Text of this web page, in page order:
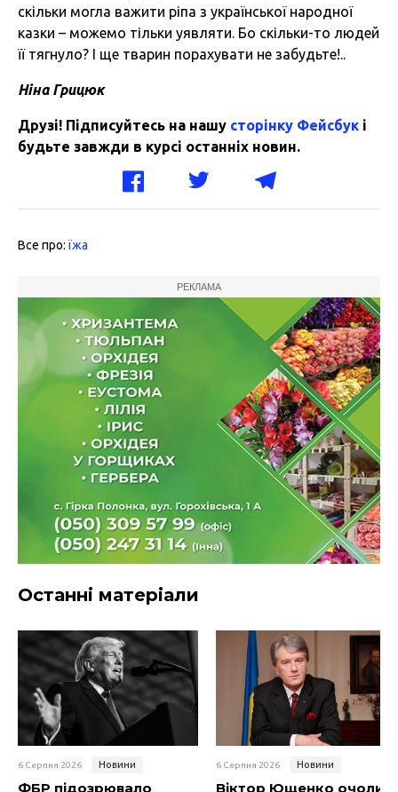
скільки могла важити ріпа з української народної
казки – можемо тільки уявляти. Бо скільки-то людей
її тягнуло? І ще тварин порахувати не забудьте!..
Ніна Грицюк
Друзі! Підписуйтесь на нашу сторінку Фейсбук і
будьте завжди в курсі останніх новин.
Все про:їжа
РЕКЛАМА
Останні матеріали
6 Серпня 2026 Новини
ФБР підозрювало
6 Серпня 2026 Новини
Віктор Ющенко очолив